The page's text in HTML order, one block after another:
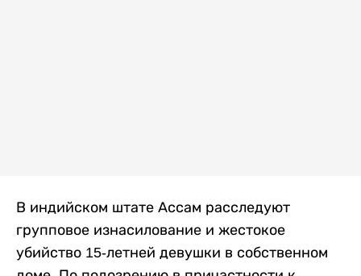
В индийском штате Ассам расследуют
групповое изнасилование и жестокое
убийство 15-летней девушки в собственном